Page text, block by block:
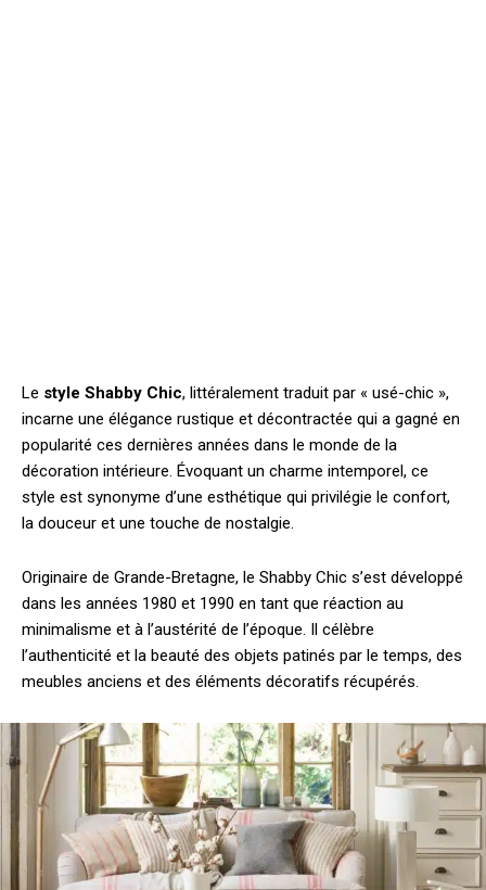
Le style Shabby Chic, littéralement traduit par « usé-chic »,
incarne une élégance rustique et décontractée qui a gagné en
popularité ces dernières années dans le monde de la
décoration intérieure. Évoquant un charme intemporel, ce
style est synonyme d’une esthétique qui privilégie le confort,
la douceur et une touche de nostalgie.
Originaire de Grande-Bretagne, le Shabby Chic s’est développé
dans les années 1980 et 1990 en tant que réaction au
minimalisme et à l’austérité de l’époque. Il célèbre
l’authenticité et la beauté des objets patinés par le temps, des
meubles anciens et des éléments décoratifs récupérés.